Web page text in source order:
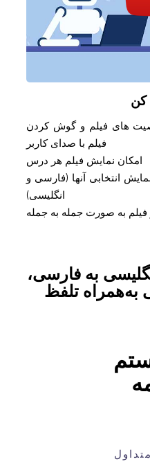
کن
های فیلم و گوش کردن
فیلم با صدای کاربر
امکان نمایش فیلم هر درس
انتخابی آنها (فارسی و
انگلیسی)
فیلم به صورت جمله به جمله
به فارسی،
به‌همراه تلفظ